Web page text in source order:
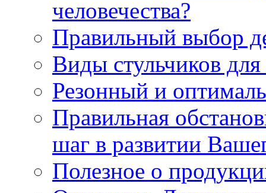
человечества?
Правильный выбор
Виды стульчиков
Резонный и
Правильная
шаг в развитии
Полезное о